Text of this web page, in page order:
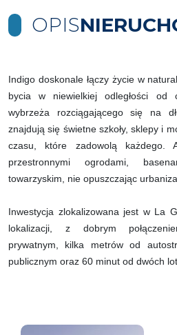
OPIS
Indigo doskonale łączy życie w
bycia w niewielkiej odległości od
wybrzeża rozciągającego się na
znajdują się świetne szkoły, sklepy i
czasu, które zadowolą każdego.
przestronnymi ogrodami,
towarzyskim, nie opuszczając
Inwestycja zlokalizowana jest w La
lokalizacji, z dobrym
prywatnym, kilka metrów od
publicznym oraz 60 minut od dwóch